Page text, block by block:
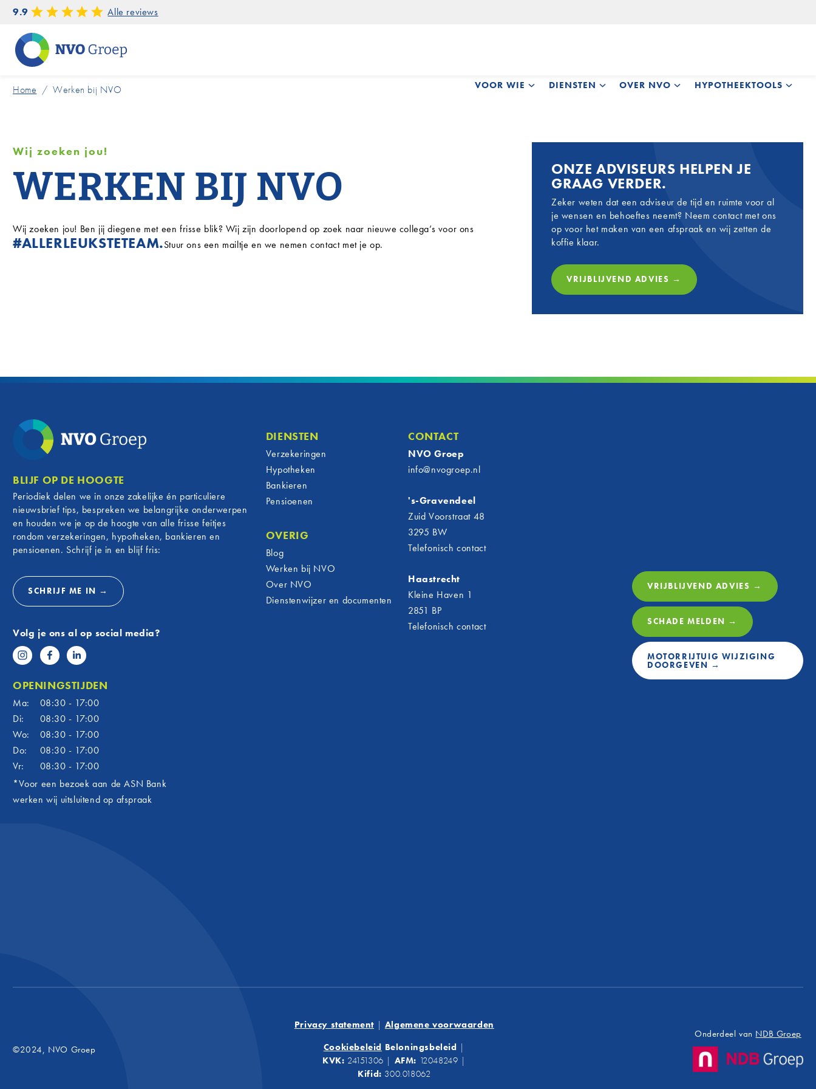
9.9 Alle reviews
VOOR WIE DIENSTEN OVER NVO HYPOTHEEKTOOLS
Home / Werken bij NVO
Wij zoeken jou!
WERKEN BIJ NVO
Wij zoeken jou! Ben jij diegene met een frisse blik? Wij zijn doorlopend op zoek naar nieuwe collega’s voor ons
#ALLERLEUKSTETEAM.Stuur ons een mailtje en we nemen contact met je op.
ONZE ADVISEURS HELPEN JE
GRAAG VERDER.
Zeker weten dat een adviseur de tijd en ruimte voor al
je wensen en behoeftes neemt? Neem contact met ons
op voor het maken van een afspraak en wij zetten de
koffie klaar.
VRIJBLIJVEND ADVIES →
BLIJF OP DE HOOGTE
Periodiek delen we in onze zakelijke én particuliere
nieuwsbrief tips, bespreken we belangrijke onderwerpen
en houden we je op de hoogte van alle frisse feitjes
rondom verzekeringen, hypotheken, bankieren en
pensioenen. Schrijf je in en blijf fris:
SCHRIJF ME IN →
Volg je ons al op social media?
DIENSTEN
Verzekeringen
Hypotheken
Bankieren
Pensioenen
OVERIG
Blog
Werken bij NVO
Over NVO
Dienstenwijzer en documenten
CONTACT
NVO Groep
info@nvogroep.nl
's-Gravendeel
Zuid Voorstraat 48
3295 BW
Telefonisch contact
Haastrecht
Kleine Haven 1
2851 BP
Telefonisch contact
OPENINGSTIJDEN
Ma:
08:30 - 17:00
Di:
08:30 - 17:00
Wo:
08:30 - 17:00
Do:
08:30 - 17:00
Vr:
08:30 - 17:00
*Voor een bezoek aan de ASN Bank
werken wij uitsluitend op afspraak
VRIJBLIJVEND ADVIES →
SCHADE MELDEN →
MOTORRIJTUIG WIJZIGING
DOORGEVEN →
©2024, NVO Groep
Privacy statement | Algemene voorwaarden
Cookiebeleid Beloningsbeleid |
KVK: 24151306 | AFM: 12048249 |
Kifid: 300.018062
Onderdeel van NDB Groep